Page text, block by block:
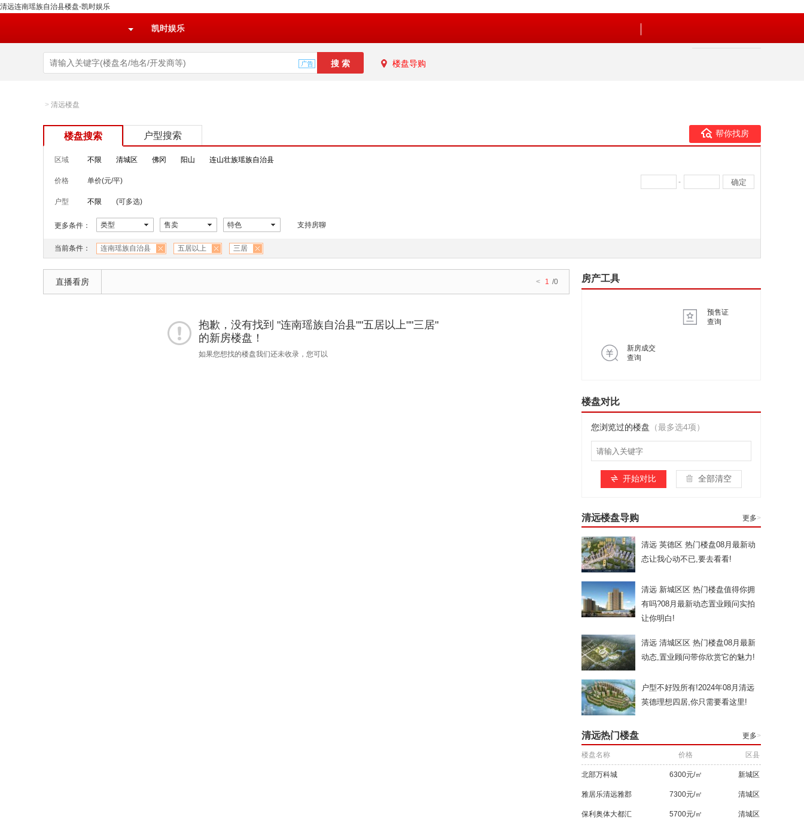
清远连南瑶族自治县楼盘-凯时娱乐
凯时娱乐
楼盘导购
> 清远楼盘
楼盘搜索 户型搜索 帮你找房
区域 不限 清城区 佛冈 阳山 连山壮族瑶族自治县
价格 单价(元/平) -
户型 不限 (可多选)
更多条件： 类型 售卖 特色 支持房聊
当前条件： 连南瑶族自治县 五居以上 三居
直播看房 < 1 /0
抱歉，没有找到 "连南瑶族自治县""五居以上""三居"
的新房楼盘！
如果您想找的楼盘我们还未收录，您可以
房产工具
预售证
查询
新房成交
查询
楼盘对比
您浏览过的楼盘 （最多选4项）
开始对比 全部清空
清远楼盘导购 更多>
清远 英德区 热门楼盘08月最新动
态让我心动不已,要去看看!
清远 新城区区 热门楼盘值得你拥
有吗?08月最新动态置业顾问实拍
让你明白!
清远 清城区区 热门楼盘08月最新
动态,置业顾问带你欣赏它的魅力!
户型不好毁所有!2024年08月清远
英德理想四居,你只需要看这里!
清远热门楼盘 更多>
楼盘名称 价格 区县
北部万科城 6300元/㎡ 新城区
雅居乐清远雅郡 7300元/㎡ 清城区
保利奥体大都汇 5700元/㎡ 清城区